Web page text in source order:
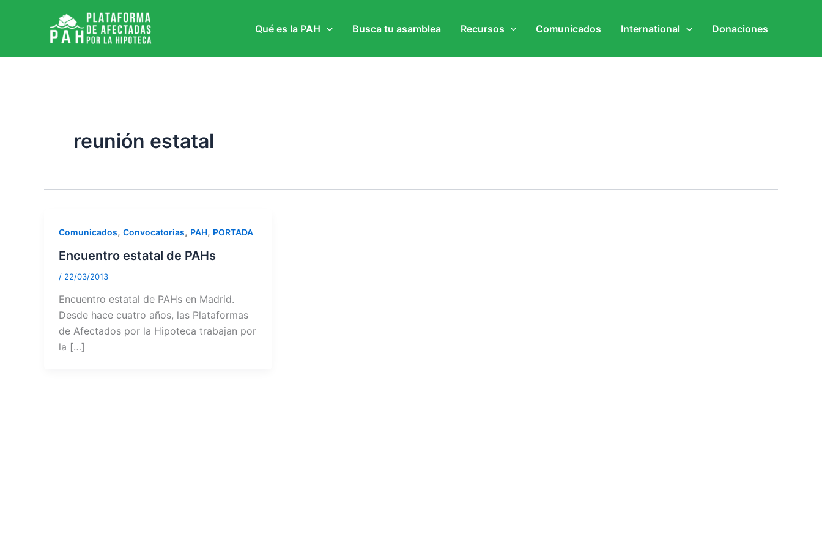
Qué es la PAH Busca tu asamblea Recursos Comunicados International Donaciones
reunión estatal
Comunicados, Convocatorias, PAH, PORTADA
Encuentro estatal de PAHs
/ 22/03/2013
Encuentro estatal de PAHs en Madrid.
Desde hace cuatro años, las Plataformas
de Afectados por la Hipoteca trabajan por
la […]